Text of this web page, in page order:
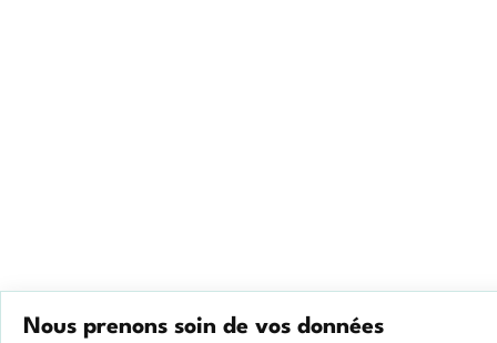
Nous prenons soin de vos données